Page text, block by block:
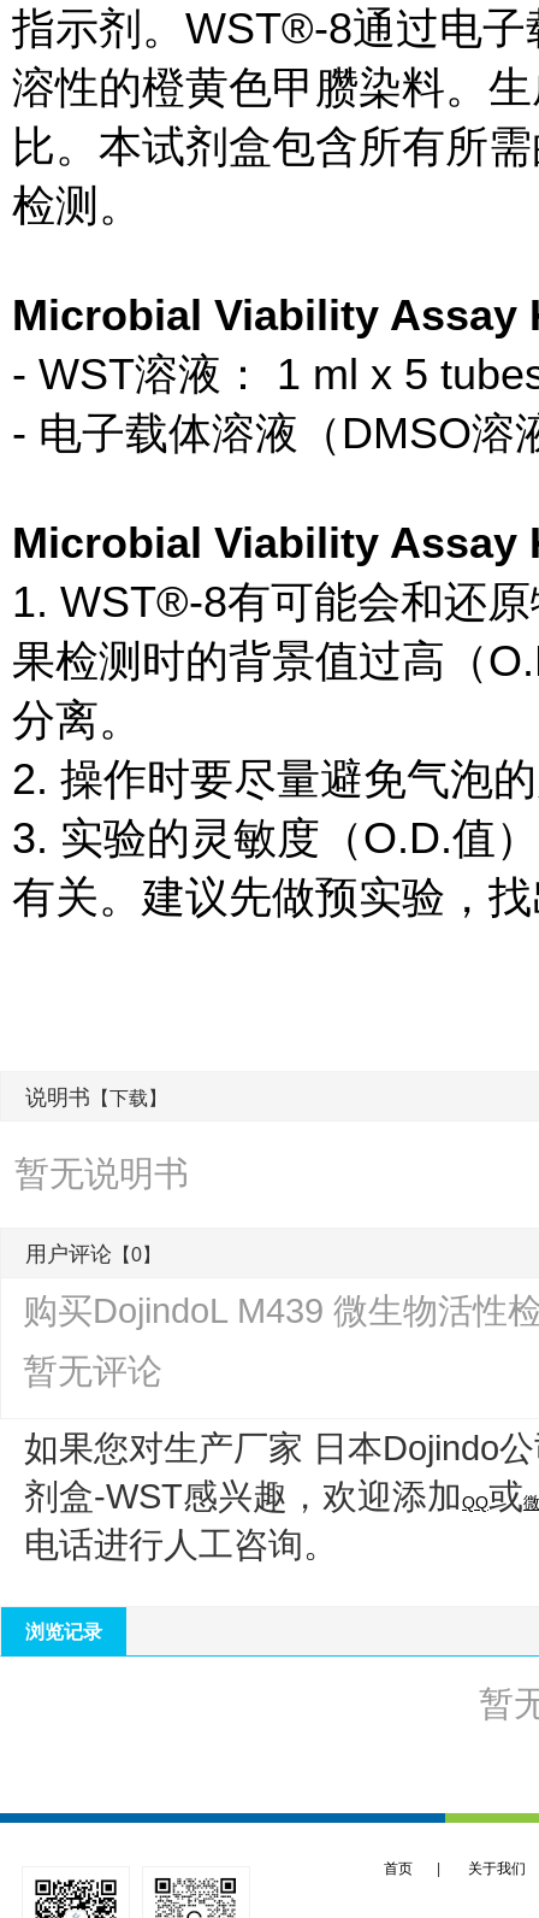
指示剂。WST®-8通过电
溶性的橙黄色甲臜染料。
比。本试剂盒包含所有所
检测。
Microbial Viability Assay
- WST溶液： 1 ml x 5
- 电子载体溶液（DMSO溶
Microbial Viability Assay
1. WST®-8有可能会和还
果检测时的背景值过高（
分离。
2. 操作时要尽量避免气泡
3. 实验的灵敏度（O.D.值
有关。建议先做预实验，
说明书 【下载】
暂无说明书
用户评论 【0】
购买DojindoL M439 微生物活性
暂无评论
如果您对生产厂家 日本Dojindo
剂盒-WST感兴趣，欢迎添加QQ或
电话进行人工咨询。
浏览记录
暂
首页 关于我们